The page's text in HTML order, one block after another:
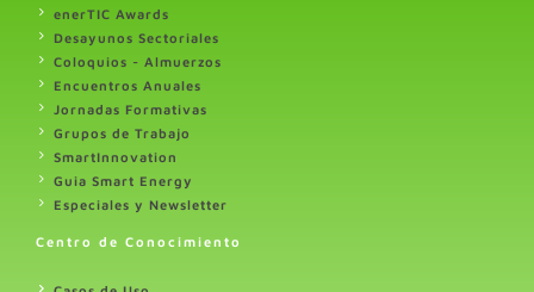
enerTIC Awards
Desayunos Sectoriales
Coloquios - Almuerzos
Encuentros Anuales
Jornadas Formativas
Grupos de Trabajo
SmartInnovation
Guia Smart Energy
Especiales y Newsletter
Centro de Conocimiento